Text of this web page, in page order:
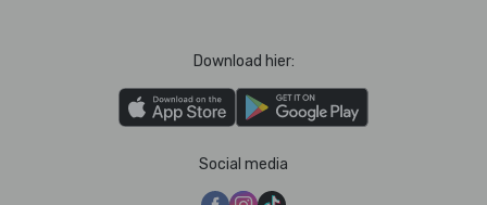
Download hier:
Social media